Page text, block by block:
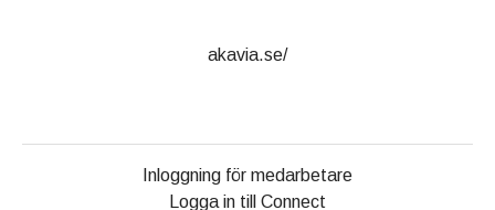
akavia.se/
Inloggning för medarbetare
Logga in till Connect